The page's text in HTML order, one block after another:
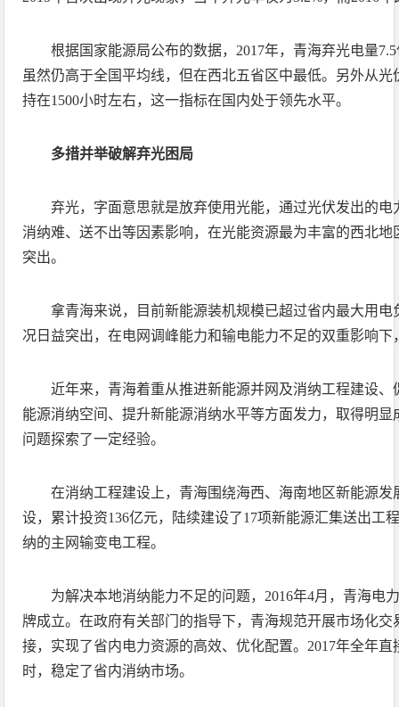
根据国家能源局公布的数据，2017年，青海弃光电量
虽然仍高于全国平均线，但在西北五省区中最低。另外从
持在1500小时左右，这一指标在国内处于领先水平。
多措并举破解弃光困局
弃光，字面意思就是放弃使用光能，通过光伏发出的
消纳难、送不出等因素影响，在光能资源最为丰富的西北地
突出。
拿青海来说，目前新能源装机规模已超过省内最大用
况日益突出，在电网调峰能力和输电能力不足的双重影响
近年来，青海着重从推进新能源并网及消纳工程建设
能源消纳空间、提升新能源消纳水平等方面发力，取得明
问题探索了一定经验。
在消纳工程建设上，青海围绕海西、海南地区新能源
设，累计投资136亿元，陆续建设了17项新能源汇集送出工
纳的主网输变电工程。
为解决本地消纳能力不足的问题，2016年4月，青海电
牌成立。在政府有关部门的指导下，青海规范开展市场化
接，实现了省内电力资源的高效、优化配置。2017年全年
时，稳定了省内消纳市场。